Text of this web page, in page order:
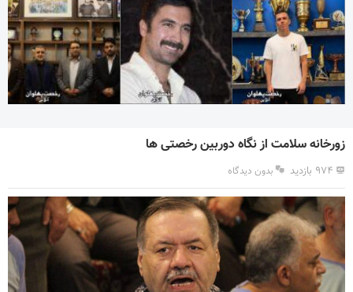
زورخانه سلامت از نگاه دوربین رخصتی ها
۹۷۴ بازدید بدون دیدگاه